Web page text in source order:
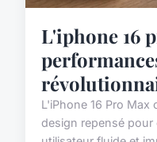
L'iphone 16
L'iPhone 16 Pro
design repensé pour